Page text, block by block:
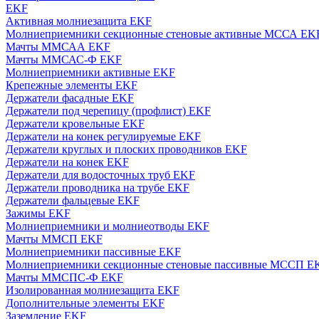
EKF
Активная молниезащита EKF
Молниеприемники секционные стеновые активные МССА
Мачты ММСАА EKF
Мачты ММСАС-Ф EKF
Молниеприемники активные EKF
Крепежные элементы EKF
Держатели фасадные EKF
Держатели под черепицу (профлист) EKF
Держатели кровельные EKF
Держатели на конек регулируемые EKF
Держатели круглых и плоских проводников EKF
Держатели на конек EKF
Держатели для водосточных труб EKF
Держатели проводника на трубе EKF
Держатели фальцевые EKF
Зажимы EKF
Молниеприемники и молниеотводы EKF
Мачты ММСП EKF
Молниеприемники пассивные EKF
Молниеприемники секционные стеновые пассивные МССП
Мачты ММСПС-Ф EKF
Изолированная молниезащита EKF
Дополнительные элементы EKF
Заземление EKF